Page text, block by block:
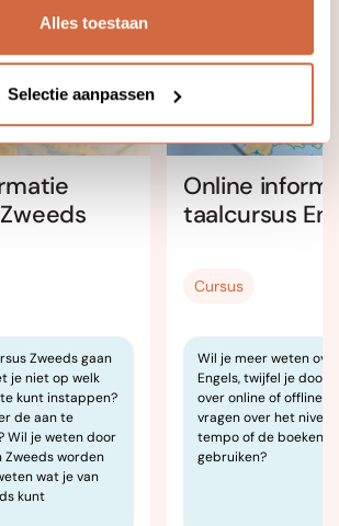
Alles toestaan
Selectie aanpassen
Online
Zweeds gaan
je niet op welk
kunt instappen?
de aan te
Wil je weten door
Zweeds worden
wat je van
kunt
Online
taalcursus
Cursus
Wil je meer weten
Engels, twijfel je door
over online of offline
vragen over het
tempo of de boeken
gebruiken?